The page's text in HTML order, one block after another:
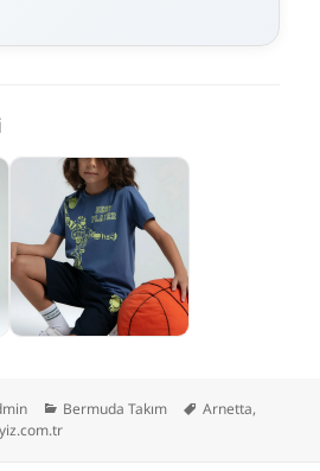
Kategoriler
Bermuda Takım Etiketler
Arnetta,